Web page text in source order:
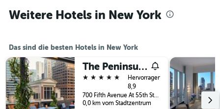
Weitere Hotels in New York
Das sind die besten Hotels in New York
The Peninsula New York
5 Sterne
Hervorragend
8,9
700 Fifth Avenue At 55th Street, New York, NY, USA
0,0 km vom Stadtzentrum